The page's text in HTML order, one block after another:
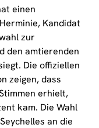
einen
Kandidat
zur
den amtierenden
Die offiziellen
zeigen, dass
erhielt,
kam. Die Wahl
an die